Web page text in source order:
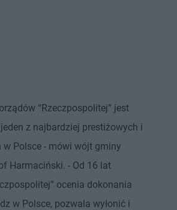
“Rzeczpospolitej” jest
z najbardziej prestiżowych i
Polsce - mówi wójt gminy
Harmaciński. - Od 16 lat
ocenia dokonania
w Polsce, pozwala wyłonić i